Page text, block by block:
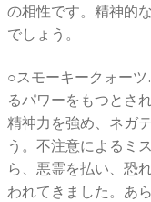
の相性です。精神的
でしょう。
○スモーキークォー
るパワーをもつとさ
精神力を強め、ネガ
う。不注意によるミ
ら、悪霊を払い、恐
われてきました。あ